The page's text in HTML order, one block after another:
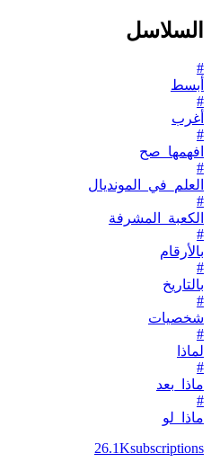
السلاسل
#
أبسط
#
أغرب
#
افهمها_صح
#
العلم_في_المونديال
#
الكعبة_المشرفة
#
بالأرقام
#
بالتاريخ
#
شخصيات
#
لماذا
#
ماذا_بعد
#
ماذا_لو
26.1Ksubscriptions